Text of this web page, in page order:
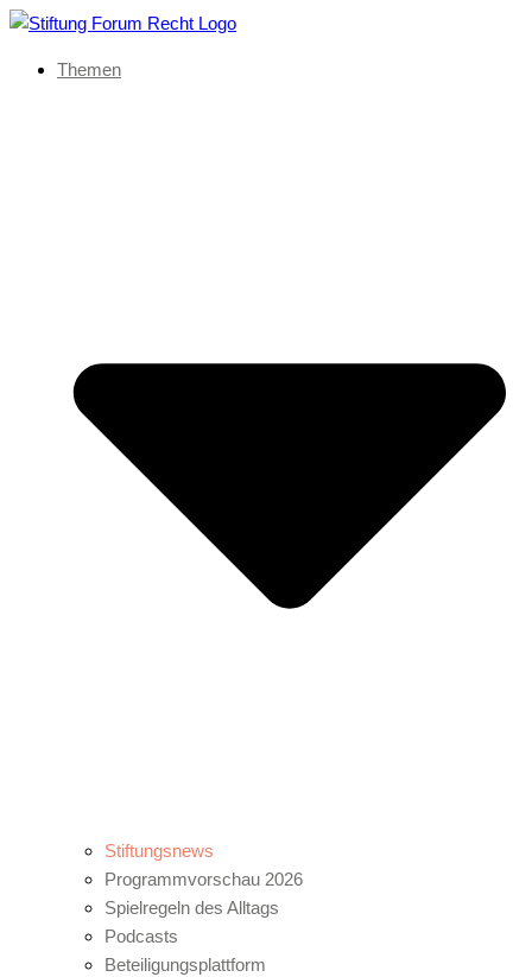
Themen
Stiftungsnews
Programmvorschau 2026
Spielregeln des Alltags
Podcasts
Beteiligungsplattform